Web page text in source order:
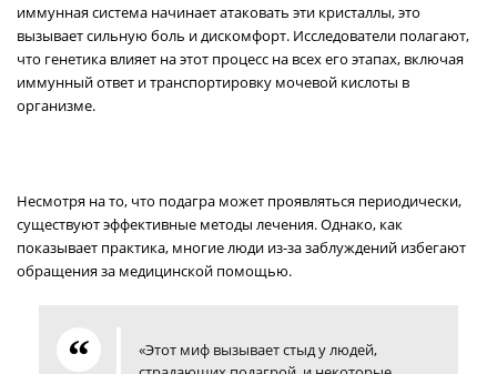
иммунная система начинает атаковать эти кристаллы, это
вызывает сильную боль и дискомфорт. Исследователи полагают,
что генетика влияет на этот процесс на всех его этапах, включая
иммунный ответ и транспортировку мочевой кислоты в
организме.
Несмотря на то, что подагра может проявляться периодически,
существуют эффективные методы лечения. Однако, как
показывает практика, многие люди из-за заблуждений избегают
обращения за медицинской помощью.
«Этот миф вызывает стыд у людей,